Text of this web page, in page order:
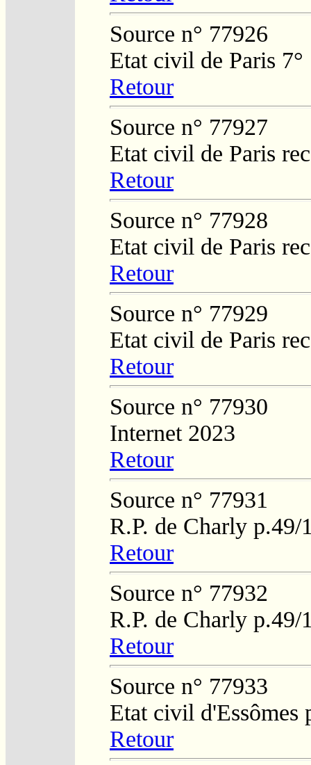
Source n° 77926
Etat civil de Paris 7°
Retour
Source n° 77927
Etat civil de Paris
Retour
Source n° 77928
Etat civil de Paris
Retour
Source n° 77929
Etat civil de Paris
Retour
Source n° 77930
Internet 2023
Retour
Source n° 77931
R.P. de Charly p.49/
Retour
Source n° 77932
R.P. de Charly p.49/
Retour
Source n° 77933
Etat civil d'Essômes
Retour